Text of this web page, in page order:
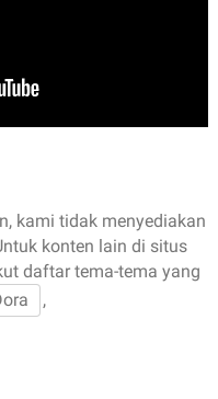
kami tidak menyediakan
konten lain di situs
daftar tema-tema yang
,